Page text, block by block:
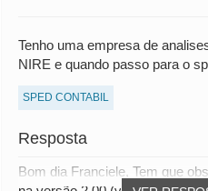
Tenho uma empresa de
NIRE e quando passo para o
SPED CONTABIL
Resposta
Bom dia Franciele, Tem que